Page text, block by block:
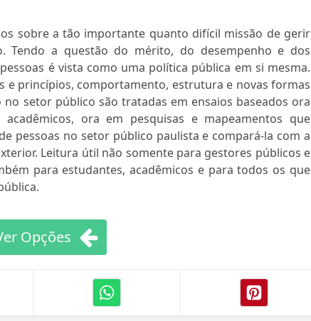
sobre a tão importante quanto difícil missão de gerir
Tendo a questão do mérito, do desempenho e dos
é vista como uma política pública em si mesma.
e princípios, comportamento, estrutura e novas formas
setor público são tratadas em ensaios baseados ora
ora em pesquisas e mapeamentos que
pessoas no setor público paulista e compará-la com a
Leitura útil não somente para gestores públicos e
para estudantes, acadêmicos e para todos os que
Opções